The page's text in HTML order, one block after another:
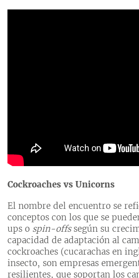
Cockroaches vs Unicorns
El nombre del encuentro se
conceptos con los que se
ups o spin-offssegún su
capacidad de adaptación al
cockroaches (cucarachas en
insecto, son empresas
resilientes, que soportan los